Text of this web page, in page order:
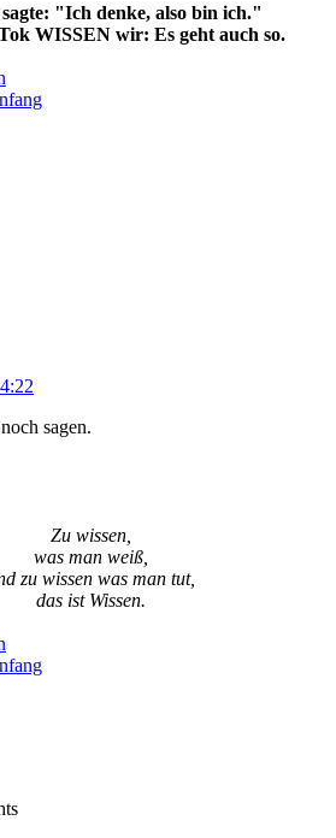
sagte: "Ich denke, also bin ich."
WISSEN wir: Es geht auch so.
sagen.
Zu wissen,
was man weiß,
zu wissen was man tut,
das ist Wissen.